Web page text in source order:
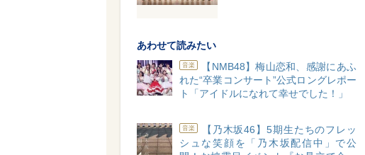
あわせて読みたい
音楽
【NMB48】梅山恋和、感謝にあふ
れた“卒業コンサート”公式ロングレポー
ト「アイドルになれて幸せでした！」
音楽
【乃木坂46】5期生たちのフレッ
シュな笑顔を「乃木坂配信中」で公